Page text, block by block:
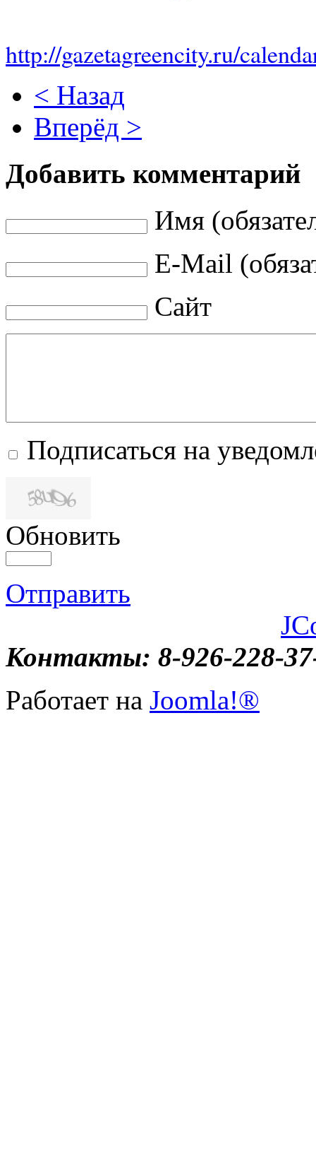
http://gazetagreencity.ru/
< Назад
Вперёд >
Добавить комментарий
Имя
E-Mail
Сайт
Подписаться на
Обновить
Отправить
Контакты: 8-926-228-
Работает на Joomla!®